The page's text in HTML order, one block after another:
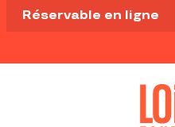
Aller
au
principal
Réservable en ligne